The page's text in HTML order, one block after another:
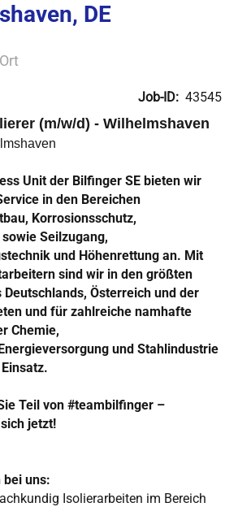
DE
Job-ID: 43545
(m/w/d) - Wilhelmshaven
Unit der Bilfinger SE bieten wir
in den Bereichen
Korrosionsschutz,
Seilzugang,
und Höhenrettung an. Mit
sind wir in den größten
Österreich und der
und für zahlreiche namhafte
Chemie,
und Stahlindustrie
Teil von #teambilfinger –
jetzt!
bei uns:
Isolierarbeiten im Bereich